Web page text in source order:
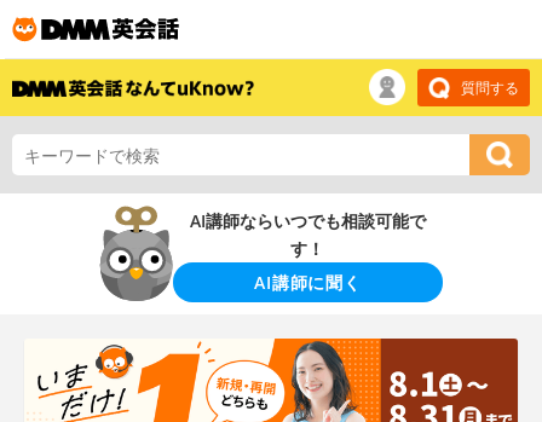
質問する
AI講師ならいつでも相談可能で
す！
AI講師に聞く